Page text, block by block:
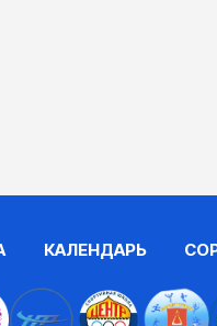
КАЛЕНДАРЬ